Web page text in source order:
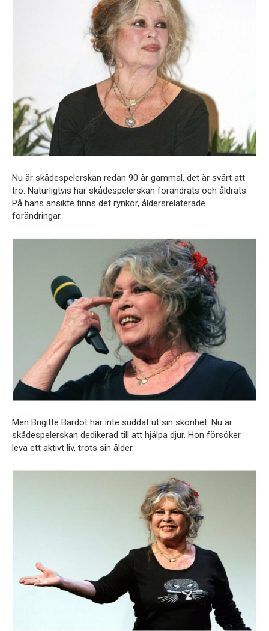
Nu är skådespelerskan redan 90 år gammal, det är svårt att
tro. Naturligtvis har skådespelerskan förändrats och åldrats.
På hans ansikte finns det rynkor, åldersrelaterade
förändringar.
Men Brigitte Bardot har inte suddat ut sin skönhet. Nu är
skådespelerskan dedikerad till att hjälpa djur. Hon försöker
leva ett aktivt liv, trots sin ålder.